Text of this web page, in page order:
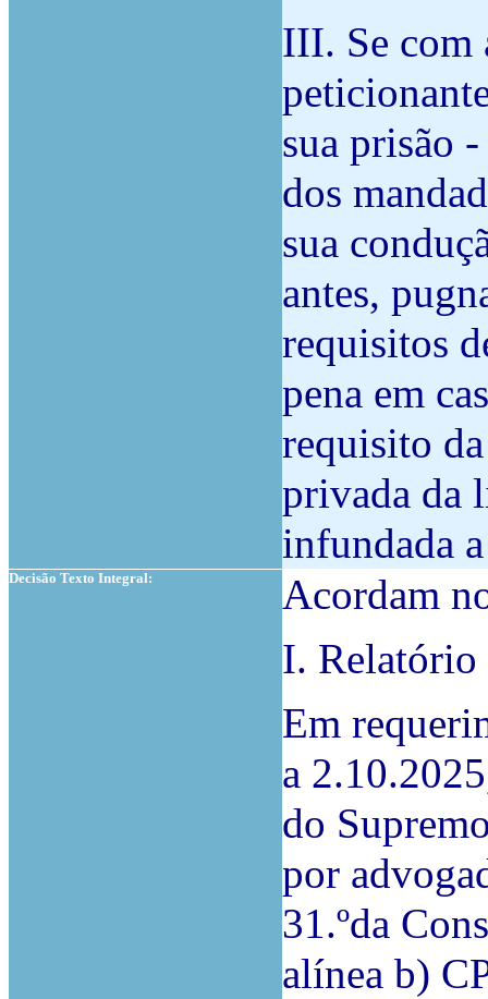
III. Se com
sua prisão
dos
sua
antes,
requisitos
pena em
requisito
privada da
infundada
Decisão Texto Integral:
Acordam
I. Relatório
Em
a
do
por
31.ºda
alínea b)